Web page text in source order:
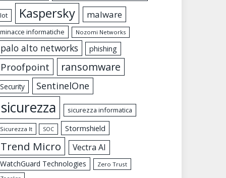
Iot Kaspersky malware
minacce informatiche Nozomi Networks
palo alto networks phishing
Proofpoint ransomware
Security SentinelOne
sicurezza sicurezza informatica
Sicurezza It SOC Stormshield
Trend Micro Vectra AI
WatchGuard Technologies
Zero Trust